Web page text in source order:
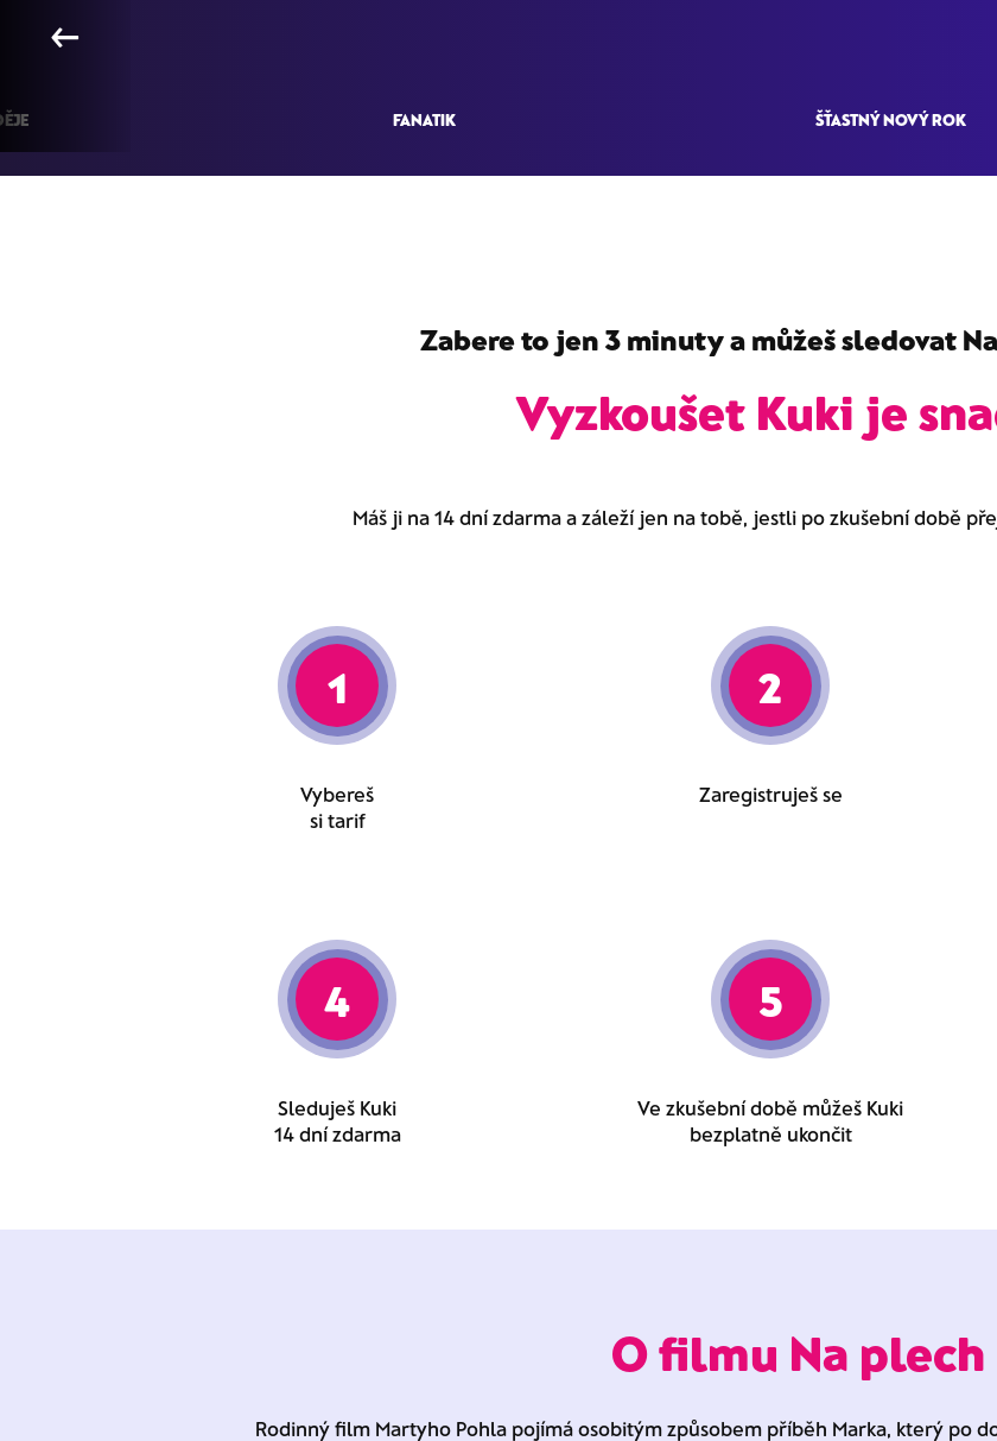
←
FANATIK ŠŤASTNÝ NOVÝ ROK
Zabere to jen 3 minuty a můžeš sledovat
Vyzkoušet Kuki je
Máš ji na 14 dní zdarma a záleží jen na tobě, jestli po zkušební době
1
Vybereš
si tarif
2
Zaregistruješ se
4
Sleduješ Kuki
14 dní zdarma
5
Ve zkušební době můžeš Kuki
bezplatně ukončit
O filmu Na plech
Rodinný film Martyho Pohla pojímá osobitým způsobem příběh Marka, který po